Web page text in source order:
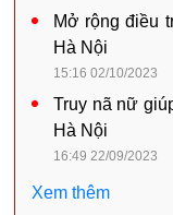
Mở rộng điều
Hà Nội
15:16 02/10/2023
Truy nã nữ
Hà Nội
16:49 22/09/2023
Xem thêm